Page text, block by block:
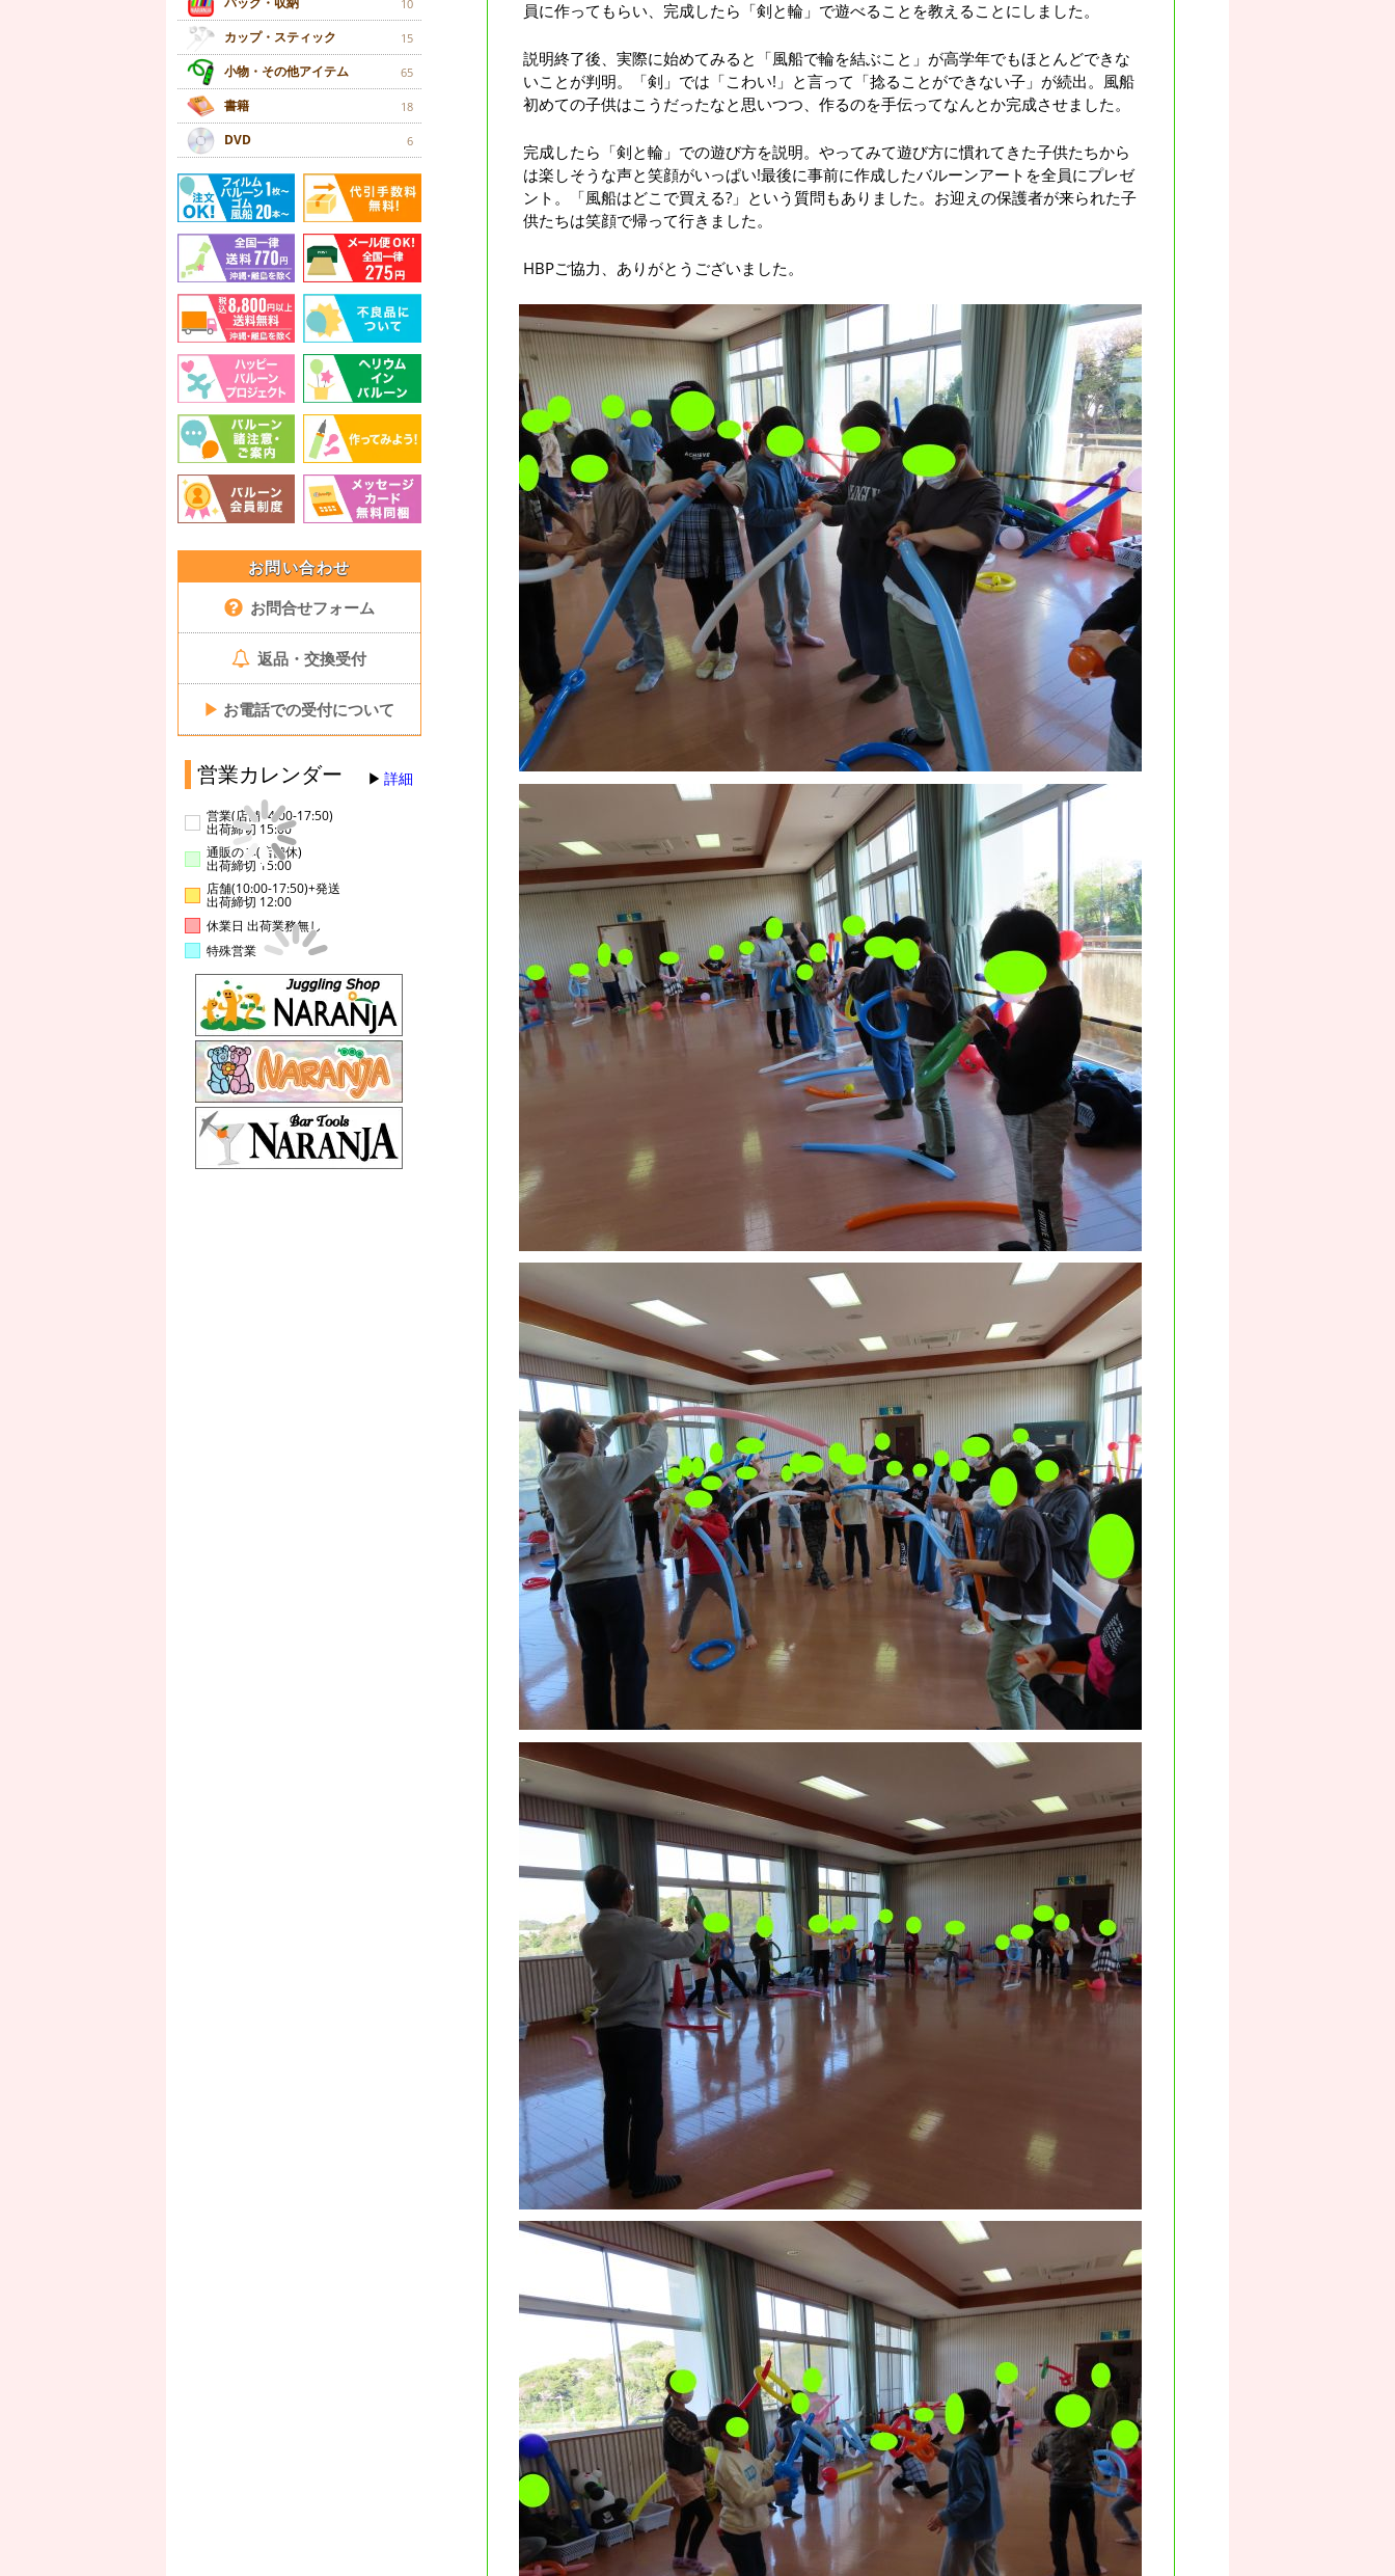
10
カップ・スティック 15
小物・その他アイテム 65
書籍 18
DVD 6
お問い合わせ
お問合せフォーム
返品・交換受付
▶ お電話での受付について
営業カレンダー 詳細
営業(店舗14:00-17:50)
出荷締切 15:00
通販のみ(店舗休)
出荷締切 15:00
店舗(10:00-17:50)+発送
出荷締切 12:00
休業日 出荷業務無し
特殊営業
員に作ってもらい、完成したら「剣と輪」で遊べることを教えることにしました。
説明終了後、実際に始めてみると「風船で輪を結ぶこと」が高学年でもほとんどできな
いことが判明。「剣」では「こわい!」と言って「捻ることができない子」が続出。風船
初めての子供はこうだったなと思いつつ、作るのを手伝ってなんとか完成させました。
完成したら「剣と輪」での遊び方を説明。やってみて遊び方に慣れてきた子供たちから
は楽しそうな声と笑顔がいっぱい!最後に事前に作成したバルーンアートを全員にプレゼ
ント。「風船はどこで買える?」という質問もありました。お迎えの保護者が来られた子
供たちは笑顔で帰って行きました。
HBPご協力、ありがとうございました。